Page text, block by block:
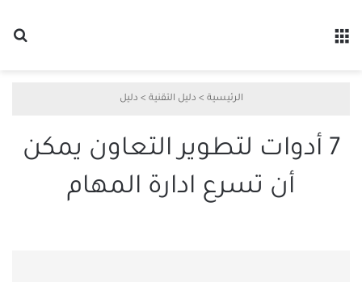
الرئيسية > دليل التقنية > دليل
7 أدوات لتطوير التعاون يمكن
أن تسرع ادارة المهام